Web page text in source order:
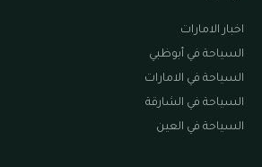
اخبار الامارات
السياحة في أبوظبي
السياحة في الامارات
السياحة في الشارقة
السياحة في العين